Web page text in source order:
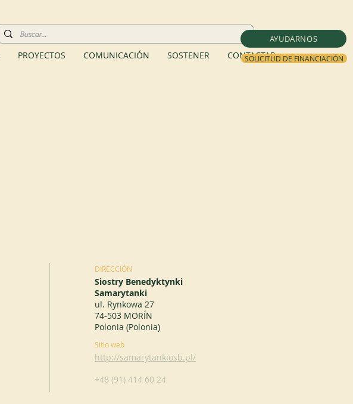
AYUDARNOS
SOLICITUD DE FINANCIACIÓN
PROYECTOS COMUNICACIÓN SOSTENER CONTACTAR
DIRECCIÓN
Siostry Benedyktynki
Samarytanki
ul. Rynkowa 27
74-503 MORÍN
Polonia (Polonia)
Sitio web
http://samarytankiosb.pl/
+48 (91) 414 60 24